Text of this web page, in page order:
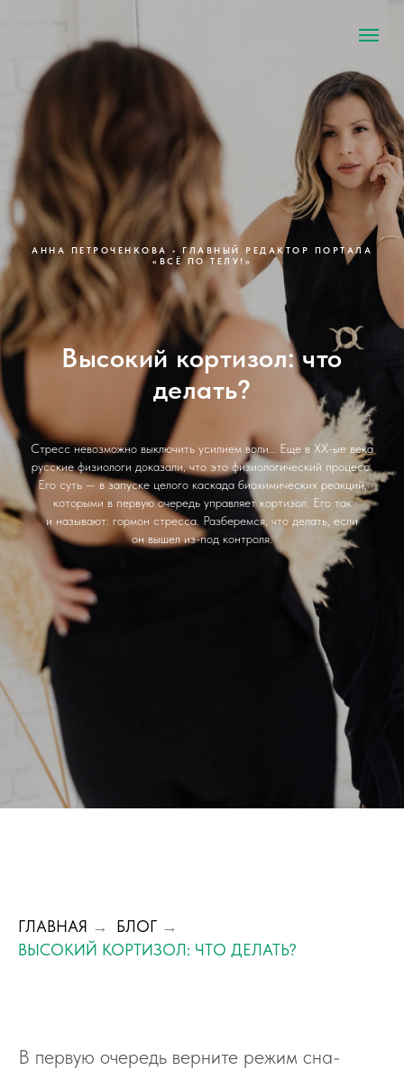
АННА ПЕТРОЧЕНКОВА • ГЛАВНЫЙ РЕДАКТОР ПОРТАЛА
«ВСЁ ПО ТЕЛУ!»
Высокий кортизол: что
делать?
Стресс невозможно выключить усилием воли… Еще в ХХ-ые века
русские физиологи доказали, что это физиологический процесс.
Его суть — в запуске целого каскада биохимических реакций,
которыми в первую очередь управляет кортизол. Его так
и называют: гормон стресса. Разберемся, что делать, если
он вышел из-под контроля.
ГЛАВНАЯ → БЛОГ →
ВЫСОКИЙ КОРТИЗОЛ: ЧТО ДЕЛАТЬ?
В первую очередь верните режим сна-